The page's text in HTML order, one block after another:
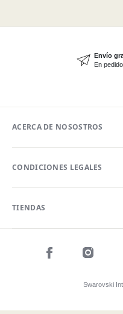
Envío
En
ACERCA DE NOSOSTROS
CONDICIONES LEGALES
TIENDAS
Swarovski